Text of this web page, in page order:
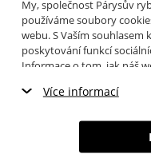
My, společnost Párysův
používáme soubory
webu. S Vaším souhlasem
poskytování funkcí
Informace o tom, jak náš
můžete přečíst, jak tyto
poskytli nebo které získali
služby. Tyto údaje
Více informací
Nezbytné cookies